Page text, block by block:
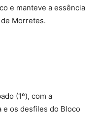
e manteve a essência
Morretes.
(1º), com a
e os desfiles do Bloco